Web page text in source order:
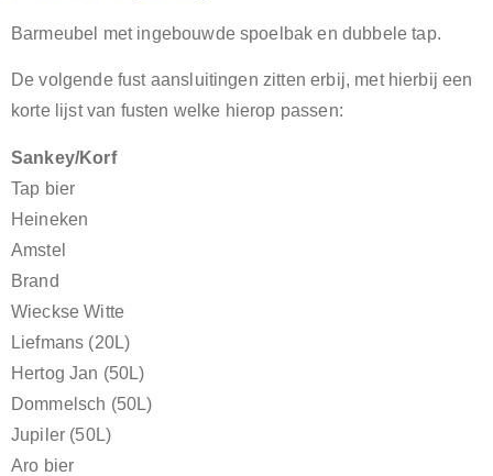
Barmeubel met ingebouwde spoelbak en dubbele tap.
De volgende fust aansluitingen zitten erbij, met hierbij een
korte lijst van fusten welke hierop passen:
Sankey/Korf
Tap bier
Heineken
Amstel
Brand
Wieckse Witte
Liefmans (20L)
Hertog Jan (50L)
Dommelsch (50L)
Jupiler (50L)
Aro bier